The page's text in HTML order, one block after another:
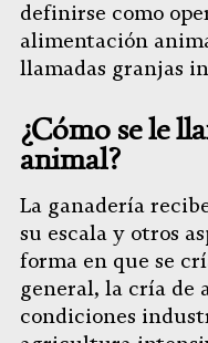
definirse como
alimentación
llamadas granjas
¿Cómo se le
animal?
La ganadería
su escala y otros
forma en que se
general, la cría de
condiciones